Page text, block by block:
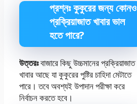
প্রশ্নঃ কুকুরের জন্য কোনও
প্রক্রিয়াজাত খাবার ভাল
হতে পারে?
উত্তরঃবাজারে কিছু উচ্চমানের প্রক্রিয়াজাত
খাবার আছে যা কুকুরের পুষ্টির চাহিদা মেটাতে
পারে। তবে অবশ্যই উপাদান পরীক্ষা করে
নির্বাচন করতে হবে।